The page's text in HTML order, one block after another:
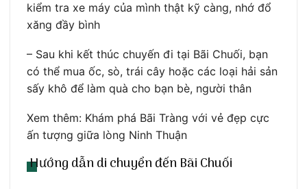
kiểm tra xe máy của mình thật kỹ càng, nhớ đổ
xăng đầy bình
– Sau khi kết thúc chuyến đi tại Bãi Chuối, bạn
có thể mua ốc, sò, trái cây hoặc các loại hải sản
sấy khô để làm quà cho bạn bè, người thân
Xem thêm: Khám phá Bãi Tràng với vẻ đẹp cực
ấn tượng giữa lòng Ninh Thuận
Hướng dẫn di chuyển đến Bãi Chuối